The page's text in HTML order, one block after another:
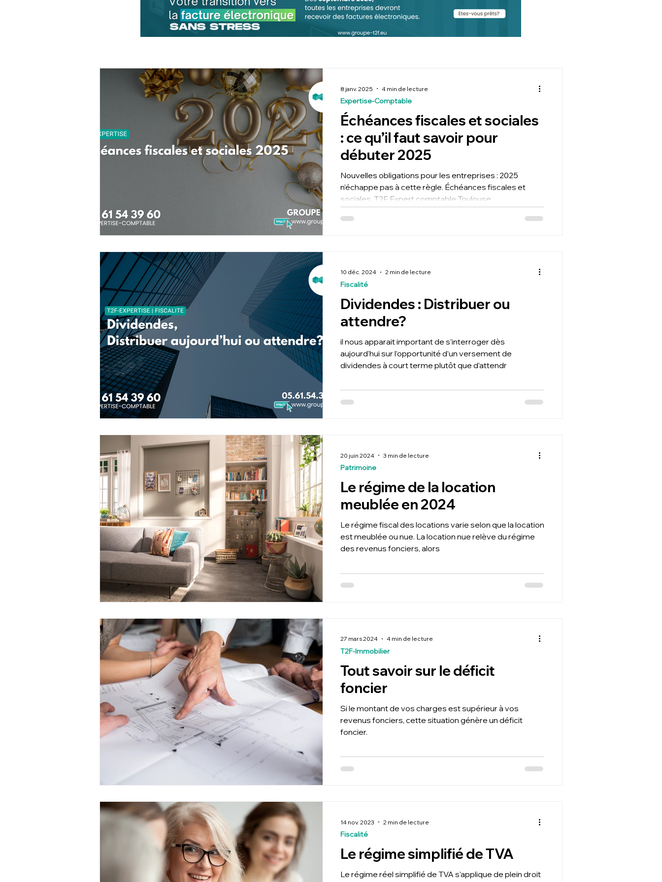
Échéances fiscales et sociales
: ce qu’il faut savoir pour
débuter 2025
Nouvelles obligations pour les entreprises : 2025
n’échappe pas à cette règle. Échéances fiscales et
sociales. T2F Expert comptable Toulouse
Expertise-Comptable
8 janv. 2025 4 min de lecture
Dividendes : Distribuer ou
attendre?
il nous apparait important de s’interroger dès
aujourd’hui sur l’opportunité d’un versement de
dividendes à court terme plutôt que d’attendr
Fiscalité
10 déc. 2024 2 min de lecture
Le régime de la location
meublée en 2024
Le régime fiscal des locations varie selon que la location
est meublée ou nue. La location nue relève du régime
des revenus fonciers, alors
Patrimoine
20 juin 2024 3 min de lecture
Tout savoir sur le déficit
foncier
Si le montant de vos charges est supérieur à vos
revenus fonciers, cette situation génère un déficit
foncier.
T2F-Immobilier
27 mars 2024 4 min de lecture
Le régime simplifié de TVA
Le régime réel simplifié de TVA s'applique de plein droit
Fiscalité
14 nov. 2023 2 min de lecture